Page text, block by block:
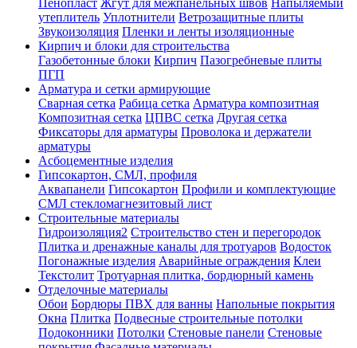
утеплитель Уплотнители Ветрозащитные плиты
Звукоизоляция Пленки и ленты изоляционные
Кирпич и блоки для строительства
Газобетонные блоки Кирпич Пазогребневые плиты
ПГП
Арматура и сетки армирующие
Сварная сетка Рабица сетка Арматура композитная
Композитная сетка ЦПВС сетка Другая сетка
Фиксаторы для арматуры Проволока и держатели
арматуры
Асбоцементные изделия
Гипсокартон, СМЛ, профиля
Аквапанели Гипсокартон Профили и комплектующие
СМЛ стекломагнезитовый лист
Строительные материалы
Гидроизоляция2 Строительство стен и перегородок
Плитка и дренажные каналы для тротуаров Водосток
Погонажные изделия Аварийные ограждения Клеи
Текстолит Тротуарная плитка, бордюрный камень
Отделочные материалы
Обои Бордюры ПВХ для ванны Напольные покрытия
Окна Плитка Подвесные строительные потолки
Подоконники Потолки Стеновые панели Стеновые